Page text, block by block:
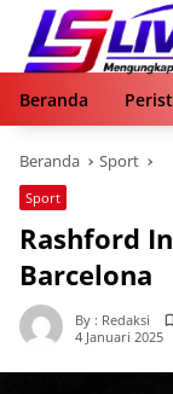
Langsung
konten
Beranda
Beranda Sport
Sport
Rashford
Barcelona
By : Redaksi
4 Januari 2025